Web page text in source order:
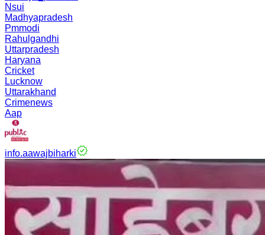
Nsui
Madhyapradesh
Pmmodi
Rahulgandhi
Uttarpradesh
Haryana
Cricket
Lucknow
Uttarakhand
Crimenews
Aap
info.aawajbiharki